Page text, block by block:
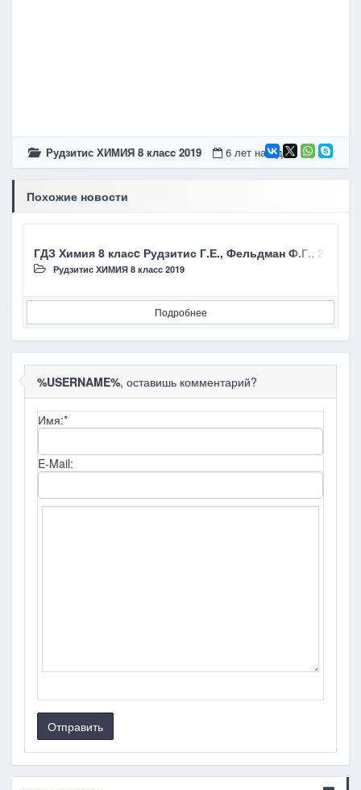
Рудзитис ХИМИЯ 8 класc 2019 6 лет назад
Похожие новости
ГДЗ Химия 8 класc Рудзитис Г.Е., Фельдман Ф.Г., 2019,
Рудзитис ХИМИЯ 8 класc 2019
Подробнее
%USERNAME%, оставишь комментарий?
Имя:*
E-Mail:
Отправить